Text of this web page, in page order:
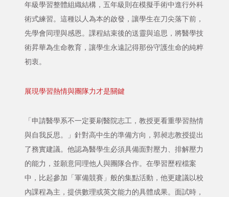
年級學習整體組織結構，五年級則在模擬手術中進行外科
術式練習。這種以人為本的啟發，讓學生在刀尖落下前，
先學會同理與感恩。課程結束後的送靈與追思，將醫學技
術昇華為生命教育，讓學生永遠記得那份守護生命的純粹
初衷。
展現學習熱情與團隊力才是關鍵
「申請醫學系不一定要刷醫院志工，教授更看重學習熱情
與自我反思。」針對高中生的準備方向，郭昶志教授提出
了務實建議。他認為醫學生必須具備面對壓力、排解壓力
的能力，並願意同理他人與團隊合作。在學習歷程檔案
中，比起參加「軍備競賽」般的集點活動，他更建議以校
內課程為主，提供數理或英文能力的具體成果。面試時，